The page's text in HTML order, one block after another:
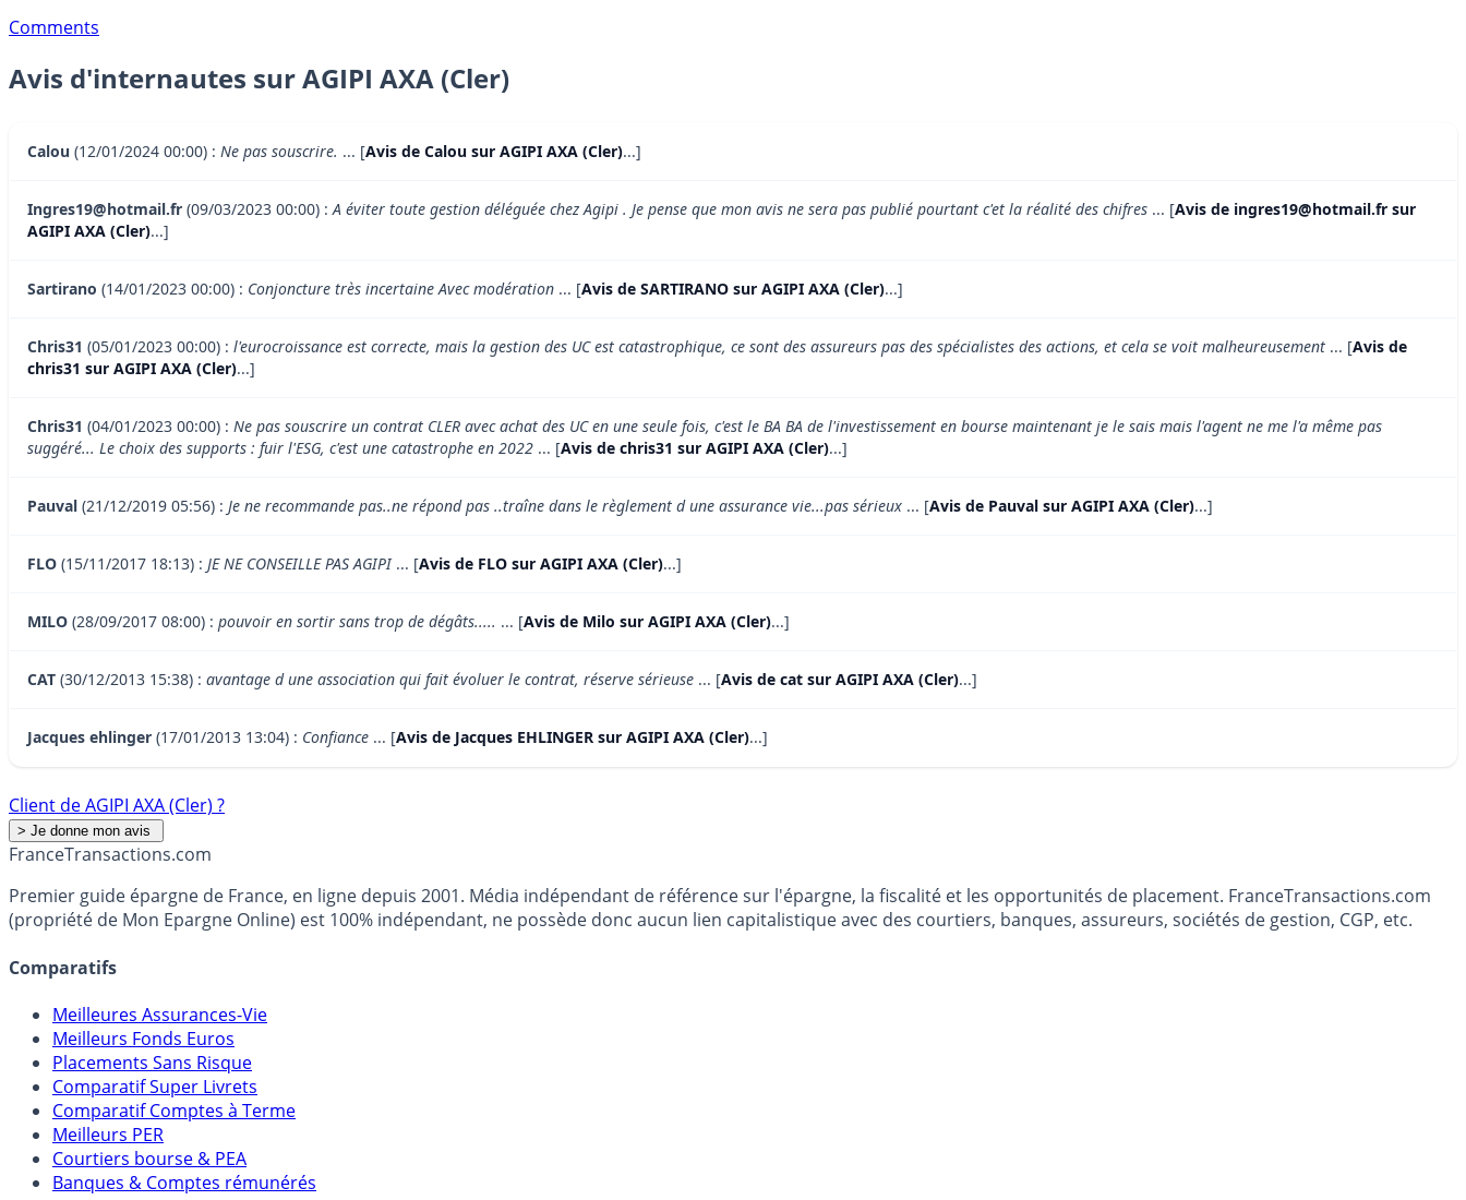
Comments
Avis d'internautes sur AGIPI AXA (Cler)
Calou (12/01/2024 00:00) : Ne pas souscrire. ... [Avis de Calou sur AGIPI AXA (Cler)...]
Ingres19@hotmail.fr (09/03/2023 00:00) :A éviter toute gestion déléguée chez Agipi . Je pense que mon avis ne sera pas publié pourtant c'et la réalité des chifres ... [Avis de ingres19@hotmail.fr sur
AGIPI AXA (Cler)...]
Sartirano (14/01/2023 00:00) : Conjoncture très incertaine Avec modération ... [Avis de SARTIRANO sur AGIPI AXA (Cler)...]
Chris31 (05/01/2023 00:00) : l'eurocroissance est correcte, mais la gestion des UC est catastrophique, ce sont des assureurs pas des spécialistes des actions, et cela se voit malheureusement ... [Avis de
chris31 sur AGIPI AXA (Cler)...]
Chris31 (04/01/2023 00:00) : Ne pas souscrire un contrat CLER avec achat des UC en une seule fois, c'est le BA BA de l'investissement en bourse maintenant je le sais mais l'agent ne me l'a même pas
suggéré... Le choix des supports : fuir l'ESG, c'est une catastrophe en 2022 ... [Avis de chris31 sur AGIPI AXA (Cler)...]
Pauval (21/12/2019 05:56) : Je ne recommande pas..ne répond pas ..traîne dans le règlement d une assurance vie...pas sérieux ... [Avis de Pauval sur AGIPI AXA (Cler)...]
FLO (15/11/2017 18:13) : JE NE CONSEILLE PAS AGIPI... [Avis de FLO sur AGIPI AXA (Cler)...]
MILO (28/09/2017 08:00) : pouvoir en sortir sans trop de dégâts..... ... [Avis de Milo sur AGIPI AXA (Cler)...]
CAT (30/12/2013 15:38) : avantage d une association qui fait évoluer le contrat, réserve sérieuse ... [Avis de cat sur AGIPI AXA (Cler)...]
Jacques ehlinger (17/01/2013 13:04) : Confiance ... [Avis de Jacques EHLINGER sur AGIPI AXA (Cler)...]
Client de AGIPI AXA (Cler) ?
FranceTransactions.com
Premier guide épargne de France, en ligne depuis 2001. Média indépendant de référence sur l'épargne, la fiscalité et les opportunités de placement. FranceTransactions.com
(propriété de Mon Epargne Online) est 100% indépendant, ne possède donc aucun lien capitalistique avec des courtiers, banques, assureurs, sociétés de gestion, CGP, etc.
Comparatifs
Meilleures Assurances-Vie
Meilleurs Fonds Euros
Placements Sans Risque
Comparatif Super Livrets
Comparatif Comptes à Terme
Meilleurs PER
Courtiers bourse & PEA
Banques & Comptes rémunérés